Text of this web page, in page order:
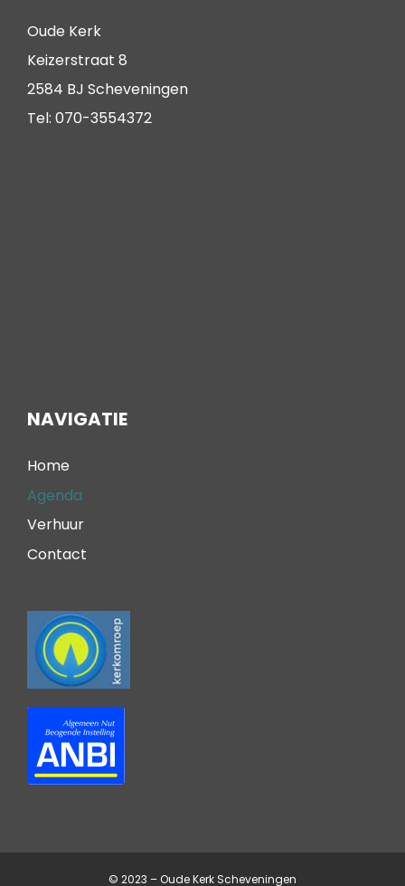
Oude Kerk
Keizerstraat 8
2584 BJ Scheveningen
Tel: 070-3554372
NAVIGATIE
Home
Agenda
Verhuur
Contact
© 2023 – Oude Kerk Scheveningen